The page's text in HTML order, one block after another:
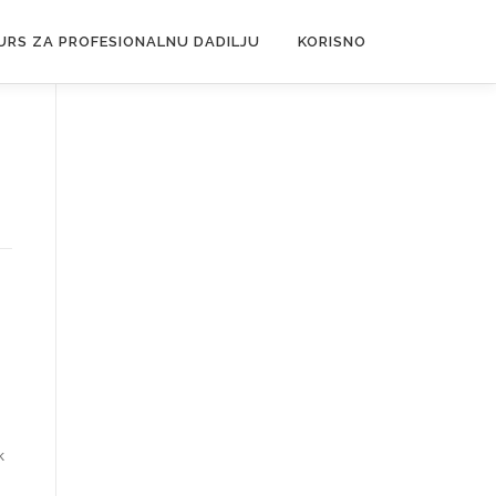
ZA PROFESIONALNU DADILJU KORISNO